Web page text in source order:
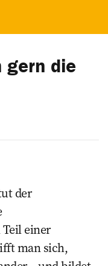
gern die
der
einer
man sich,